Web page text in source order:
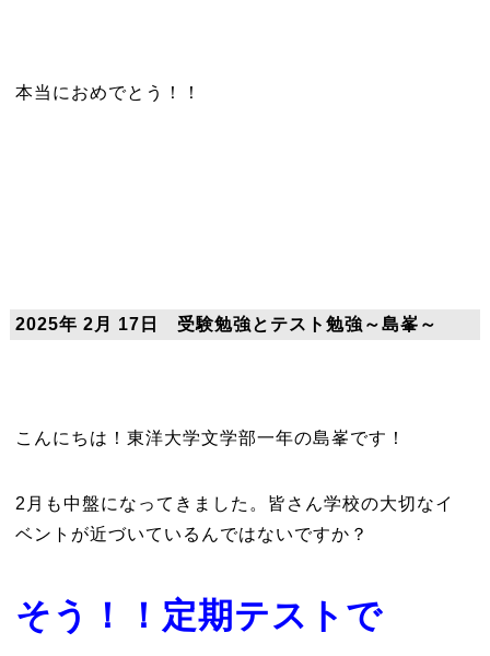
本当におめでとう！！
2025年 2月 17日 受験勉強とテスト勉強～島峯～
こんにちは！東洋大学文学部一年の島峯です！
2月も中盤になってきました。皆さん学校の大切なイ
ベントが近づいているんではないですか？
そう！！定期テストで